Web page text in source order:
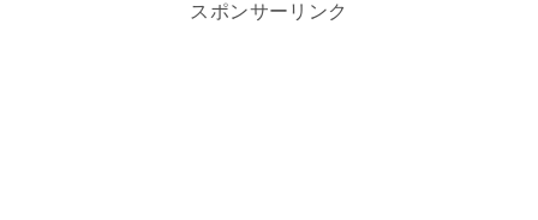
スポンサーリンク